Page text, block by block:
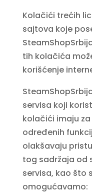
Kolačići trećih
sajtova koje
tih kolačića
korišćenje
servisa koji
kolačići imaju
određenih
olakšavaju
tog sadržaja od
servisa, kao što
omogućavamo: